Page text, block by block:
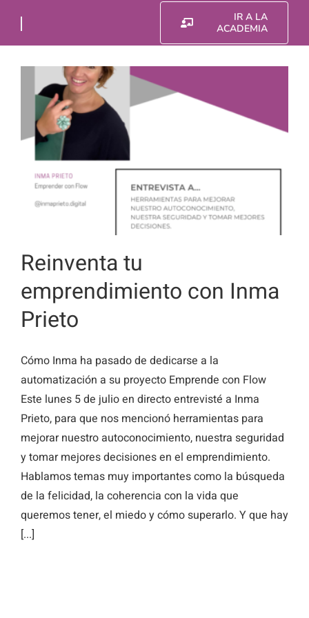
contenido
IR A LA
ACADEMIA
Reinventa tu
emprendimiento con Inma
Prieto
Cómo Inma ha pasado de dedicarse a la
automatización a su proyecto Emprende con Flow
Este lunes 5 de julio en directo entrevisté a Inma
Prieto, para que nos mencionó herramientas para
mejorar nuestro autoconocimiento, nuestra seguridad
y tomar mejores decisiones en el emprendimiento.
Hablamos temas muy importantes como la búsqueda
de la felicidad, la coherencia con la vida que
queremos tener, el miedo y cómo superarlo. Y que hay
[...]